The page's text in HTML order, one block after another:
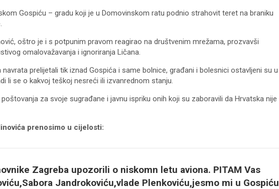
Gospiću – gradu koji je u Domovinskom ratu podnio strahovit teret na braniku
oštro je i s potpunim pravom reagirao na društvenim mrežama, prozvavši
omalovažavanja i ignoriranja Ličana.
prelijetali tik iznad Gospića i same bolnice, građani i bolesnici ostavljeni su u
li se o kakvoj teškoj nesreći ili izvanrednom stanju.
za svoje sugrađane i javnu ispriku onih koji su zaboravili da Hrvatska nije
prenosimo u cijelosti:
Zagreba upozorili o niskomn letu aviona. PITAM Vas
Jandrokoviću,vlade Plenkoviću,jesmo mi u Gospiću